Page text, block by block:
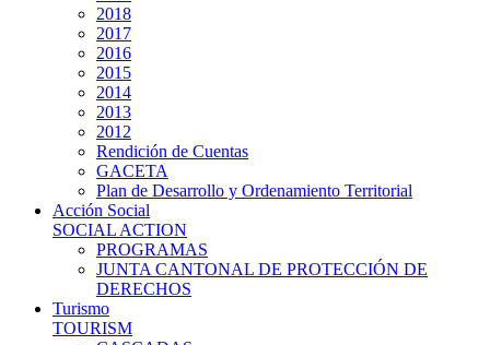
2018
2017
2016
2015
2014
2013
2012
Rendición de Cuentas
GACETA
Plan de Desarrollo y Ordenamiento Territorial
Acción Social
SOCIAL ACTION
PROGRAMAS
JUNTA CANTONAL DE PROTECCIÓN DE
DERECHOS
Turismo
TOURISM